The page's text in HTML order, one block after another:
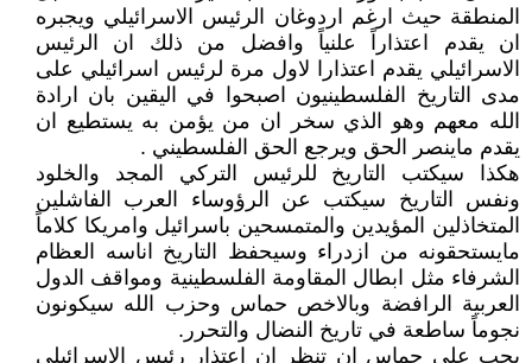
المنطقة حيث ارغم اردوغان الرئيس الاسرائيلي ويجبره
ان يقدم اعتذاراً علنياً وافضل من ذلك ان الرئيس
الاسرائيلي يقدم اعتذارا لاول مرة لرئيس اسرائيلي على
مدى التاريخ الفلسطينيون اصبحوا في اليقين بان ارادة
الله معهم وهو الذي سخر ان من يؤمن به يستطيع ان
يقدم ماينصر الحق ويرجع الحق الفلسطيني .
هكذا سيكتب التاريخ للرئيس التركي المجد والخلود
ونفس التاريخ سيكتب عن الرؤوساء العرب الفاشلين
المتخاذلين المؤيدين والمتمسحين باسرائيل وامريكا كلاماً
مايستحقونه من ازدراء وسيحفظ التاريخ اناسه العظام
الشرفاء مثل ابطال المقاومة الفلسطينية ومواقف الدول
العربية الرافضة وبالاخص حماس وحزب الله سيكونون
نجوماً ساطعة في تاريخ النضال والتحرر.
يجب على حماس ان تنظر ان اعتذار رئيس الاسرائيلي